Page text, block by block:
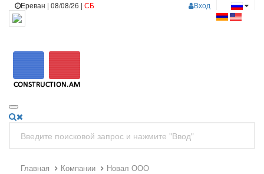
Вход
Ереван | 08/08/26 | СБ
Главная Компании Новал ООО